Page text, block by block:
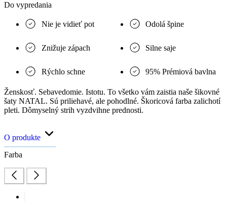
Do vypredania
Nie je vidieť pot Odolá špine
Znižuje zápach Silne saje
Rýchlo schne 95% Prémiová bavlna
Ženskosť. Sebavedomie. Istotu. To všetko vám zaistia naše šikovné
šaty NATAL. Sú priliehavé, ale pohodlné. Škoricová farba zalichotí
pleti. Dômyselný strih vyzdvihne prednosti.
O produkte
Farba